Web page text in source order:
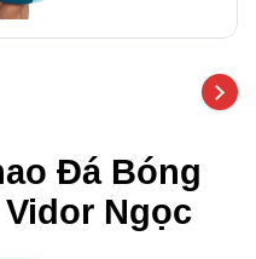
Đá Bóng
Vidor Ngọc